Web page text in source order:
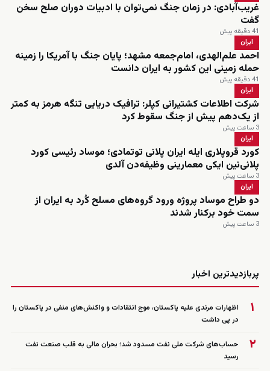
غریب‌آبادی: در زمان جنگ نمی‌توان با ادبیات دوران صلح سخن
گفت
41 دقیقه پیش
ایران
احمد علم‌الهدی، امام‌جمعه مشهد؛ پایان جنگ با آمریکا را زمینه
حمله زمینی این کشور به ایران دانست
41 دقیقه پیش
ایران
شرکت اطلاعات کشتیرانی کپلر: ترافیک دریایی تنگه هرمز به کمتر
از یک‌دهم پیش از جنگ سقوط کرد
3 ساعت پیش
ایران
کورد قروپلاری ایله ایران پلانی توتمادی؛ موساد رئیسی کورد
پلانی‌نین ایکی معمارینی وظیفه‌دن آلدی
3 ساعت پیش
ایران
دو طراح موساد پروژه ورود گروه‌های مسلح کُرد به ایران از
سمت خود برکنار شدند
3 ساعت پیش
پربازدیدترین اخبار
۱
اظهارات مرندی علیه پاکستان، موج انتقادات و واکنش‌های منفی در پاکستان را
در پی داشت
۲
حساب‌های شرکت ملی نفت مسدود شد؛ بحران مالی به قلب صنعت نفت
رسید